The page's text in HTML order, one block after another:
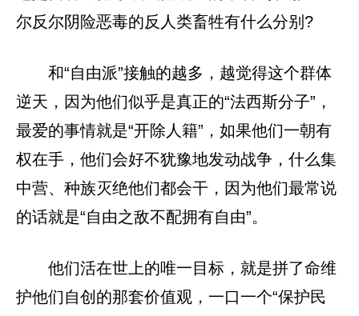
尔反尔阴险恶毒的反人类畜牲有什么分别?
和“自由派”接触的越多，越觉得这个群体
逆天，因为他们似乎是真正的“法西斯分子”，
最爱的事情就是“开除人籍”，如果他们一朝有
权在手，他们会好不犹豫地发动战争，什么集
中营、种族灭绝他们都会干，因为他们最常说
的话就是“自由之敌不配拥有自由”。
他们活在世上的唯一目标，就是拼了命维
护他们自创的那套价值观，一口一个“保护民